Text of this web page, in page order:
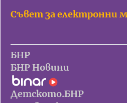
Съвет за електронни
БНР
БНР Новини
Детското.БНР